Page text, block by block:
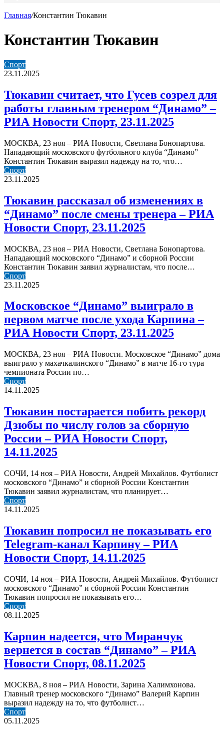
Главная/Константин Тюкавин
Константин Тюкавин
Тюкавин
считает,
Гусев
созрел
для
работы
главным
“Динамо”
–
РИА
Новости
Спорт,
Спорт
23.11.2025
Тюкавин считает, что Гусев созрел для
работы главным тренером “Динамо” –
РИА Новости Спорт, 23.11.2025
МОСКВА, 23 ноя – РИА Новости, Светлана Бонопартова.
Нападающий московского футбольного клуба “Динамо”
Константин Тюкавин выразил надежду на то, что…
Тюкавин
рассказал
изменениях
в
“Динамо”
после
смены
–
РИА
Новости
Спорт,
23.11.2025
Спорт
23.11.2025
Тюкавин рассказал об изменениях в
“Динамо” после смены тренера – РИА
Новости Спорт, 23.11.2025
МОСКВА, 23 ноя – РИА Новости, Светлана Бонопартова.
Нападающий московского “Динамо” и сборной России
Константин Тюкавин заявил журналистам, что после…
Московское
“Динамо”
в
первом
матче
после
ухода
–
РИА
Новости
Спорт,
23.11.2025
Спорт
23.11.2025
Московское “Динамо” выиграло в
первом матче после ухода Карпина –
РИА Новости Спорт, 23.11.2025
МОСКВА, 23 ноя – РИА Новости. Московское “Динамо” дома
выиграло у махачкалинского “Динамо” в матче 16-го тура
чемпионата России по…
Тюкавин
постарается
рекорд
Дзюбы
по
числу
голов
за
России
–
РИА
Новости
Спорт,
Спорт
14.11.2025
Тюкавин постарается побить рекорд
Дзюбы по числу голов за сборную
России – РИА Новости Спорт,
14.11.2025
СОЧИ, 14 ноя – РИА Новости, Андрей Михайлов. Футболист
московского “Динамо” и сборной России Константин
Тюкавин заявил журналистам, что планирует…
Тюкавин
попросил
показывать
его
Telegram-
канал
Карпину
РИА
Новости
Спорт,
14.11.2025
Спорт
14.11.2025
Тюкавин попросил не показывать его
Telegram-канал Карпину – РИА
Новости Спорт, 14.11.2025
СОЧИ, 14 ноя – РИА Новости, Андрей Михайлов. Футболист
московского “Динамо” и сборной России Константин
Тюкавин попросил не показывать его…
Карпин
надеется,
Миранчук
вернется
в
состав
“Динамо”
РИА
Новости
Спорт,
08.11.2025
Спорт
08.11.2025
Карпин надеется, что Миранчук
вернется в состав “Динамо” – РИА
Новости Спорт, 08.11.2025
МОСКВА, 8 ноя – РИА Новости, Зарина Халимхонова.
Главный тренер московского “Динамо” Валерий Карпин
выразил надежду на то, что футболист…
“Динамо”
обыграло
Спорт
05.11.2025